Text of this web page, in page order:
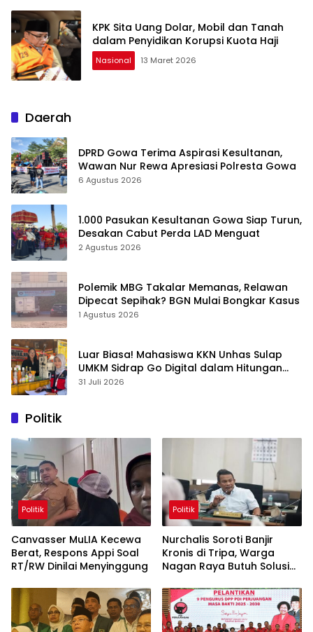
KPK Sita Uang Dolar, Mobil dan Tanah
dalam Penyidikan Korupsi Kuota Haji
Nasional 13 Maret 2026
Daerah
DPRD Gowa Terima Aspirasi Kesultanan,
Wawan Nur Rewa Apresiasi Polresta Gowa
6 Agustus 2026
1.000 Pasukan Kesultanan Gowa Siap Turun,
Desakan Cabut Perda LAD Menguat
2 Agustus 2026
Polemik MBG Takalar Memanas, Relawan
Dipecat Sepihak? BGN Mulai Bongkar Kasus
1 Agustus 2026
Luar Biasa! Mahasiswa KKN Unhas Sulap
UMKM Sidrap Go Digital dalam Hitungan
Hari
31 Juli 2026
Politik
Politik
Canvasser MuLIA Kecewa
Berat, Respons Appi Soal
RT/RW Dinilai Menyinggung
Politik
Nurchalis Soroti Banjir
Kronis di Tripa, Warga
Nagan Raya Butuh Solusi